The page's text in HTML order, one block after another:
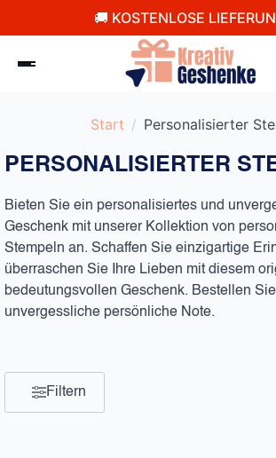
🚚 KOSTENLOSE
Start Personalisierter
PERSONALISIERTER
Bieten Sie ein personalisiertes und
Geschenk mit unserer Kollektion von
Stempeln an. Schaffen Sie einzigartige
überraschen Sie Ihre Lieben mit diesem
bedeutungsvollen Geschenk. Bestellen
unvergessliche persönliche Note.
Filtern